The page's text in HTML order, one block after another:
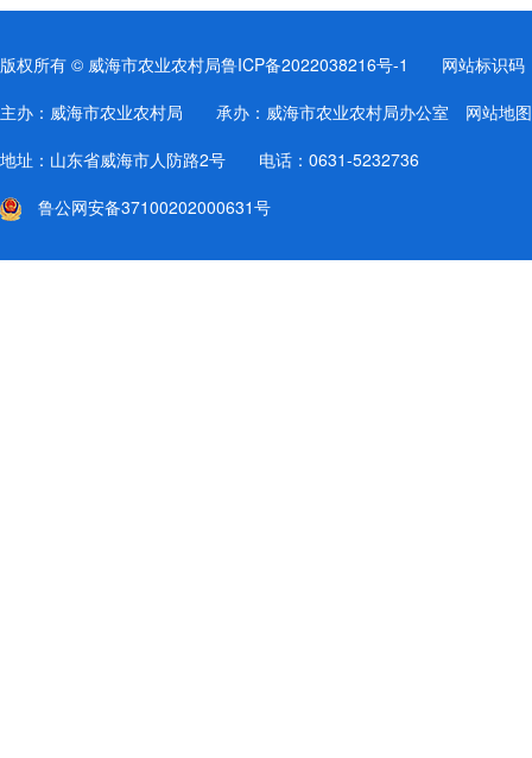
版权所有 © 威海市农业农村局鲁ICP备2022038216号-1
网站标识码
主办：威海市农业农村局 承办：威海市农业农村局办公室 网站地图
地址：山东省威海市人防路2号 电话：0631-5232736
鲁公网安备37100202000631号